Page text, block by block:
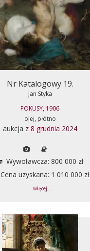
Nr Katalogowy 19.
Jan Styka
POKUSY, 1906
olej, płótno
aukcja z 8 grudnia 2024
Wywoławcza: 800 000 zł
Cena uzyskana: 1 010 000 zł
... więcej ...